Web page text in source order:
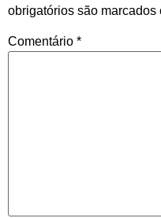
obrigatórios são marcados
Comentário *